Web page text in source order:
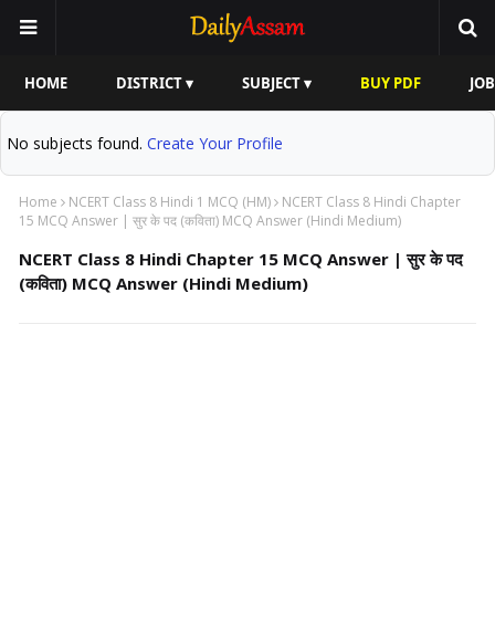
HOME DISTRICT ▾ SUBJECT ▾ BUY PDF
No subjects found. Create Your Profile
Home NCERT Class 8 Hindi 1 MCQ (HM)
NCERT Class 8 Hindi Chapter
15 MCQ Answer | सुर के पद (कविता) MCQ Answer (Hindi Medium)
NCERT Class 8 Hindi Chapter 15 MCQ Answer | सुर के पद
(कविता) MCQ Answer (Hindi Medium)